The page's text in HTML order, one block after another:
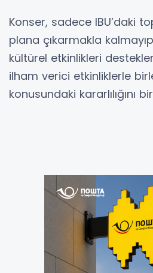
Konser, sadece IBU’daki
plana çıkarmakla
kültürel etkinlikleri
ilham verici etkinliklerle
konusundaki kararlılığını